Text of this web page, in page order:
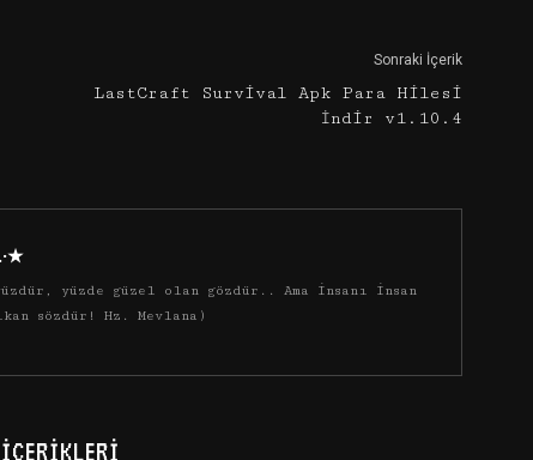
Sonraki İçerik
LastCraft Survival Apk Para Hilesi
İndir v1.10.4
yüzde güzel olan gözdür.. Ama insanı insan
sözdür! Hz. Mevlana)